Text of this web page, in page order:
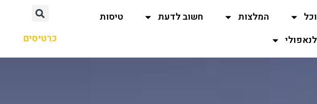
המלצות חשוב לדעת
טיסות
כרטיסים